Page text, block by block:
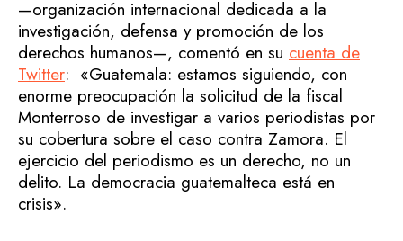
—organización internacional dedicada a la
investigación, defensa y promoción de los
derechos humanos—, comentó en su cuenta de
Twitter: «Guatemala: estamos siguiendo, con
enorme preocupación la solicitud de la fiscal
Monterroso de investigar a varios periodistas por
su cobertura sobre el caso contra Zamora. El
ejercicio del periodismo es un derecho, no un
delito. La democracia guatemalteca está en
crisis».